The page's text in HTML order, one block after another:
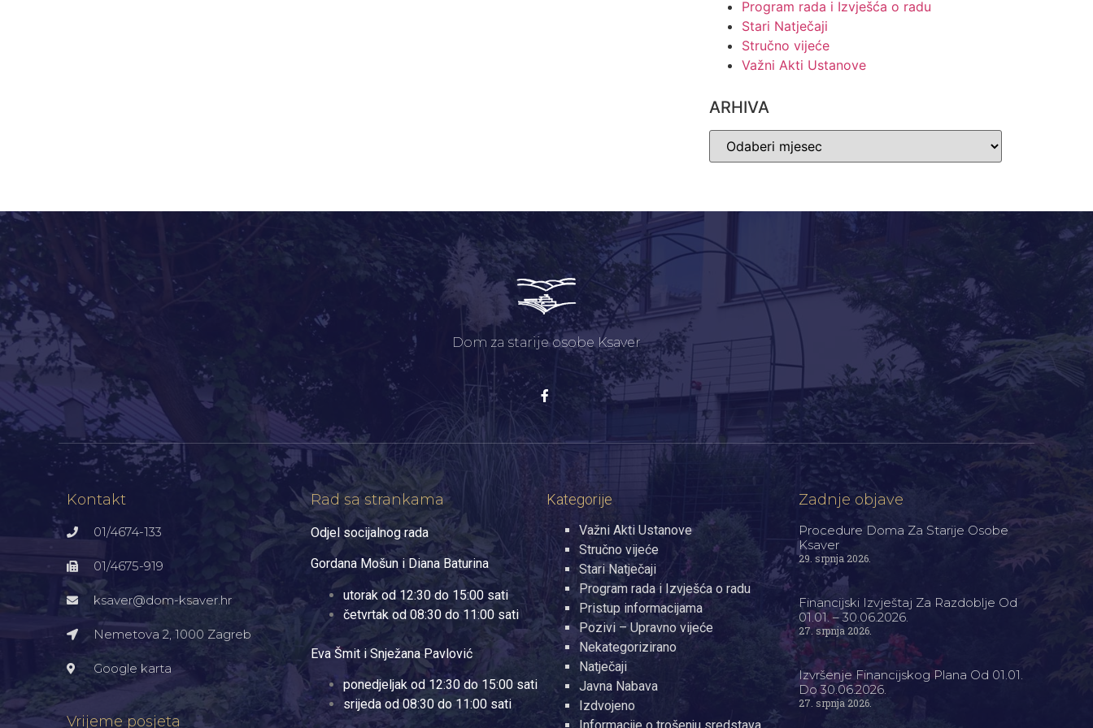
Program rada i Izvješća o radu
Stari Natječaji
Stručno vijeće
Važni Akti Ustanove
ARHIVA
Dom za starije osobe Ksaver
Kontakt
01/4674-133
01/4675-919
ksaver@dom-ksaver.hr
Nemetova 2, 1000 Zagreb​
Google karta
Vrijeme posjeta
Rad sa strankama
Odjel socijalnog rada
Gordana Mošun i Diana Baturina
utorak od 12:30 do 15:00 sati
četvrtak od 08:30 do 11:00 sati
Eva Šmit i Snježana Pavlović
ponedjeljak od 12:30 do 15:00 sati
srijeda od 08:30 do 11:00 sati
Kategorije
Važni Akti Ustanove
Stručno vijeće
Stari Natječaji
Program rada i Izvješća o radu
Pristup informacijama
Pozivi – Upravno vijeće
Nekategorizirano
Natječaji
Javna Nabava
Izdvojeno
Zadnje objave
Procedure Doma Za Starije Osobe
Ksaver
29. srpnja 2026.
Financijski Izvještaj Za Razdoblje Od
01.01. – 30.06.2026.
27. srpnja 2026.
Izvršenje Financijskog Plana Od 01.01.
Do 30.06.2026.
27. srpnja 2026.